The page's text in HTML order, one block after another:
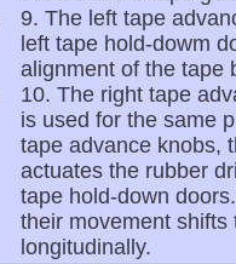
9. The left tape
left tape hold-dowm
alignment of the tape
10. The right tape
is used for the same
tape advance knobs,
actuates the rubber
tape hold-down
their movement
longitudinally.